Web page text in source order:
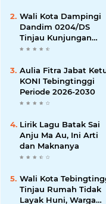
Wali Kota Dampingi
Dandim 0204/DS
Tinjau Kunjungan
Taruna AKPOL di
Tebingtinggi
Aulia Fitra Jabat
KONI Tebingtinggi
Periode 2026-2030
Lirik Lagu Batak Sai
Anju Ma Au, Ini Arti
dan Maknanya
Wali Kota
Tinjau Rumah Tidak
Layak Huni, Warga